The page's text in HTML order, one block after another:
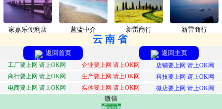
家嘉乐便利店 蓝蓝中介 新雷商行 新雷商行
云南省
返回首页 返回主页
工厂要上网 请上OK网 企业要上网 请上OK网
店铺要上网 请上OK网
商行要上网 请上OK网
生产要上网 请上OK网
科技要上网 请上OK网
电商要上网 请上OK网
实体要上网 请上OK网 微店要上网 请上OK网
微信